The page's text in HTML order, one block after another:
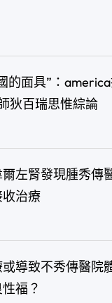
的面具”：
狄百瑞思惟綜論
左腎發現腫秀傳
治療
導致不秀傳醫院
福？